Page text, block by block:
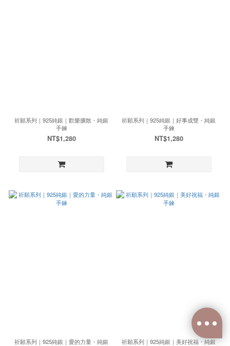
祈願系列｜925純銀｜歡樂擴散・純銀
手鍊
NT$1,280
祈願系列｜925純銀｜好事成雙・純銀
手鍊
NT$1,280
祈願系列｜925純銀｜愛的力量・純銀
祈願系列｜925純銀｜美好祝福・純銀